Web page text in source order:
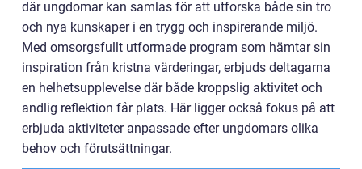
där ungdomar kan samlas för att utforska både sin tro
och nya kunskaper i en trygg och inspirerande miljö.
Med omsorgsfullt utformade program som hämtar sin
inspiration från kristna värderingar, erbjuds deltagarna
en helhetsupplevelse där både kroppslig aktivitet och
andlig reflektion får plats. Här ligger också fokus på att
erbjuda aktiviteter anpassade efter ungdomars olika
behov och förutsättningar.